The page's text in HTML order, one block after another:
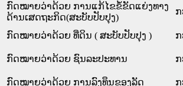
ກົດໝາຍວ່າດ້ວຍ ການແກ້ໄຂຂໍ້ຂັດແຍ່ງທາງ
ດ້ານເສດຖະກິດ(ສະບັບປັບປຸງ)
ກົດໝາຍວ່າດ້ວຍ ທີ່ດິນ ( ສະບັບປັບປຸງ )
ກົດໝາຍວ່າດ້ວຍ ຊົນລະປະທານ
ກົດໝາຍວ່າດ້ວຍ ການລົງທຶນຂອງລັດ